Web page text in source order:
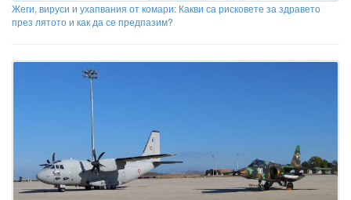
Жеги, вируси и ухапвания от комари: Какви са рисковете за здравето
през лятото и как да се предпазим?